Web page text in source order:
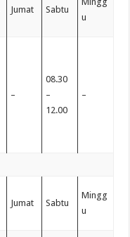
Jumat Sabtu
u
–
08.30
–
12.00
–
Jumat Sabtu
Mingg
u